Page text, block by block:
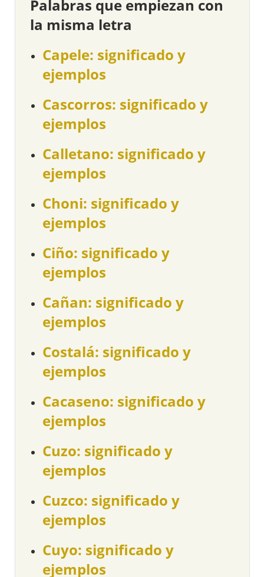
Palabras que empiezan con
la misma letra
Capele: significado y
ejemplos
Cascorros: significado y
ejemplos
Calletano: significado y
ejemplos
Choni: significado y
ejemplos
Ciño: significado y
ejemplos
Cañan: significado y
ejemplos
Costalá: significado y
ejemplos
Cacaseno: significado y
ejemplos
Cuzo: significado y
ejemplos
Cuzco: significado y
ejemplos
Cuyo: significado y
ejemplos